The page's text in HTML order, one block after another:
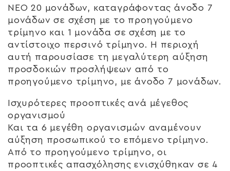
NEO 20 μονάδων, καταγράφοντας άνοδο 7
μονάδων σε σχέση με το προηγούμενο
τρίμηνο και 1 μονάδα σε σχέση με το
αντίστοιχο περσινό τρίμηνο. Η περιοχή
αυτή παρουσίασε τη μεγαλύτερη αύξηση
προσδοκιών προσλήψεων από το
προηγούμενο τρίμηνο, με άνοδο 7 μονάδων.
Ισχυρότερες προοπτικές ανά μέγεθος
οργανισμού
Και τα 6 μεγέθη οργανισμών αναμένουν
αύξηση προσωπικού το επόμενο τρίμηνο.
Από το προηγούμενο τρίμηνο, οι
προοπτικές απασχόλησης ενισχύθηκαν σε 4